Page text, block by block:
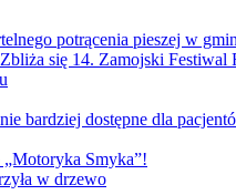
potrącenia pieszej w
się 14. Zamojski Festiwal
bardziej dostępne dla
Smyka”!
w drzewo